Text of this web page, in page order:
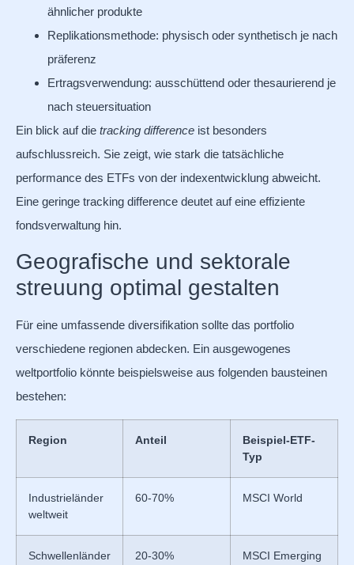
ähnlicher produkte
Replikationsmethode: physisch oder synthetisch je nach
präferenz
Ertragsverwendung: ausschüttend oder thesaurierend je
nach steuersituation
Ein blick auf die tracking difference ist besonders
aufschlussreich. Sie zeigt, wie stark die tatsächliche
performance des ETFs von der indexentwicklung abweicht.
Eine geringe tracking difference deutet auf eine effiziente
fondsverwaltung hin.
Geografische und sektorale
streuung optimal gestalten
Für eine umfassende diversifikation sollte das portfolio
verschiedene regionen abdecken. Ein ausgewogenes
weltportfolio könnte beispielsweise aus folgenden bausteinen
bestehen:
Region Anteil
Beispiel-ETF-
Typ
Industrieländer
weltweit
60-70% MSCI World
Schwellenländer 20-30%
MSCI Emerging